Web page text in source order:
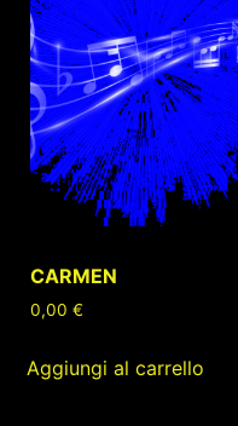
CARMEN
0,00€
Aggiungi al carrello